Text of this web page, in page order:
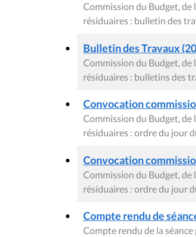
Commission du Budget,
résiduaires : bulletin des
Bulletin des Travaux
Commission du Budget,
résiduaires : bulletins des
Convocation
Commission du Budget,
résiduaires : ordre du jour
Convocation
Commission du Budget,
résiduaires : ordre du jour
Compte rendu de
Compte rendu de la